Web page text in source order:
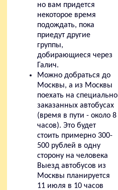
но вам придется
некоторое время
подождать, пока
приедут другие
группы,
добирающиеся через
Галич.
Можно добраться до
Москвы, а из Москвы
поехать на специально
заказанных автобусах
(время в пути - около 8
часов). Это будет
стоить примерно 300-
500 рублей в одну
сторону на человека
Выезд автобусов из
Москвы планируется
11 июля в 10 часов